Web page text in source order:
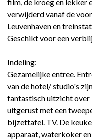
film, de kroeg en lekker
verwijderd vanaf de
Leuvenhaven en
Geschikt voor een
Indeling:
Gezamelijke entree.
van de hotel/ studio's
fantastisch uitzicht over
uitgerust met een
bijzettafel. TV. De
apparaat, waterkoker